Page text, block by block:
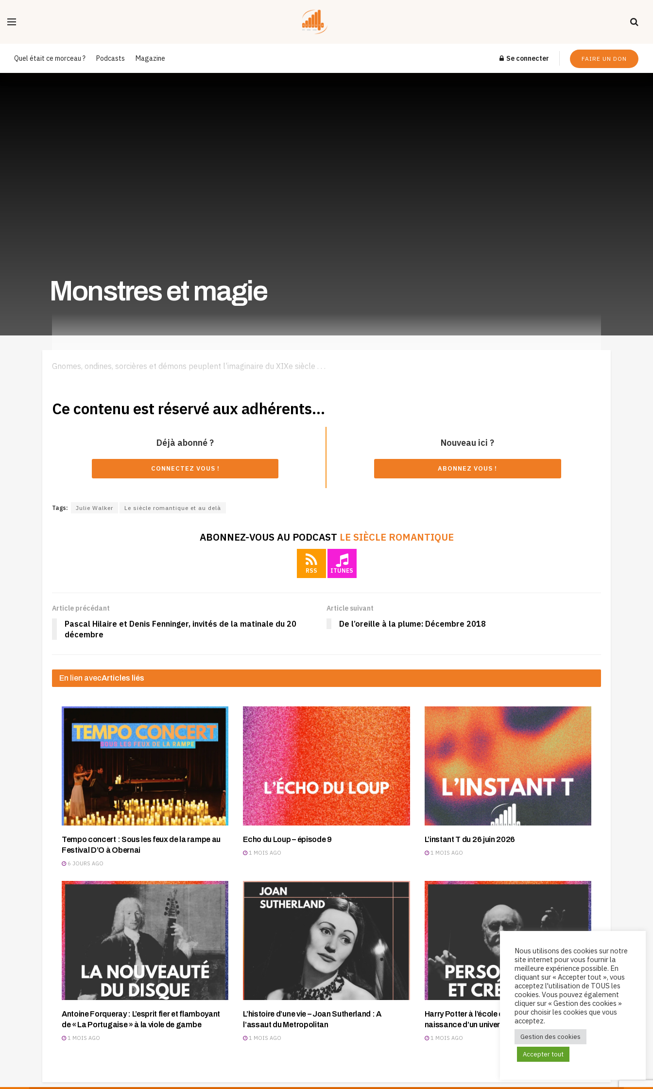
Quel était ce morceau ? Podcasts Magazine Se connecter FAIRE UN DON
Monstres et magie
Gnomes, ondines, sorcières et démons peuplent l’imaginaire du XIXe siècle . . .
Ce contenu est réservé aux adhérents...
Déjà abonné ?
CONNECTEZ VOUS !
Nouveau ici ?
ABONNEZ VOUS !
Tags: Julie Walker Le siècle romantique et au delà
ABONNEZ-VOUS AU PODCAST LE SIÈCLE ROMANTIQUE
RSS ITUNES
Article précédant
Pascal Hilaire et Denis Fenninger, invités de la matinale du 20
décembre
Article suivant
De l’oreille à la plume: Décembre 2018
En lien avecArticles liés
Tempo concert : Sous les feux de la rampe au
Festival D’O à Obernai
6 JOURS AGO
Echo du Loup – épisode 9
1 MOIS AGO
L’instant T du 26 juin 2026
1 MOIS AGO
Antoine Forqueray : L’esprit fier et flamboyant
de « La Portugaise » à la viole de gambe
1 MOIS AGO
L’histoire d’une vie – Joan Sutherland : A
l’assaut du Metropolitan
1 MOIS AGO
Harry Potter à l’école des sorciers : La
naissance d’un univers sonore
1 MOIS AGO
Nous utilisons des cookies sur notre
site internet pour vous fournir la
meilleure expérience possible. En
cliquant sur « Accepter tout », vous
acceptez l'utilisation de TOUS les
cookies. Vous pouvez également
cliquer sur « Gestion des cookies »
pour choisir les cookies que vous
acceptez.
Gestion des cookies
Accepter tout